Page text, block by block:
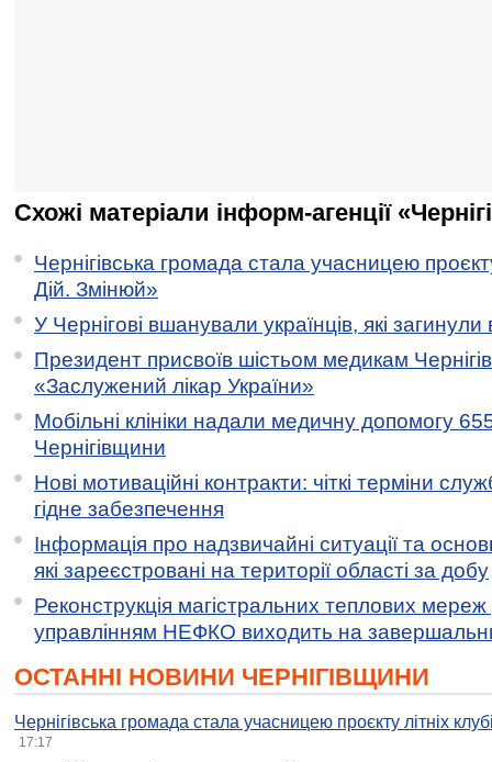
Схожі матеріали інформ-агенції
Чернігівська громада стала учасницею
Дій. Змінюй»
У Чернігові вшанували українців, які загинули
Президент присвоїв шістьом медикам
«Заслужений лікар України»
Мобільні клініки надали медичну допомогу
Чернігівщини
Нові мотиваційні контракти: чіткі терміни
гідне забезпечення
Інформація про надзвичайні ситуації та
які зареєстровані на території області за добу
Реконструкція магістральних теплових мереж
управлінням НЕФКО виходить на
ОСТАННІ НОВИНИ ЧЕРНІГІВЩИНИ
Чернігівська громада стала учасницею проєкту літніх
17:17